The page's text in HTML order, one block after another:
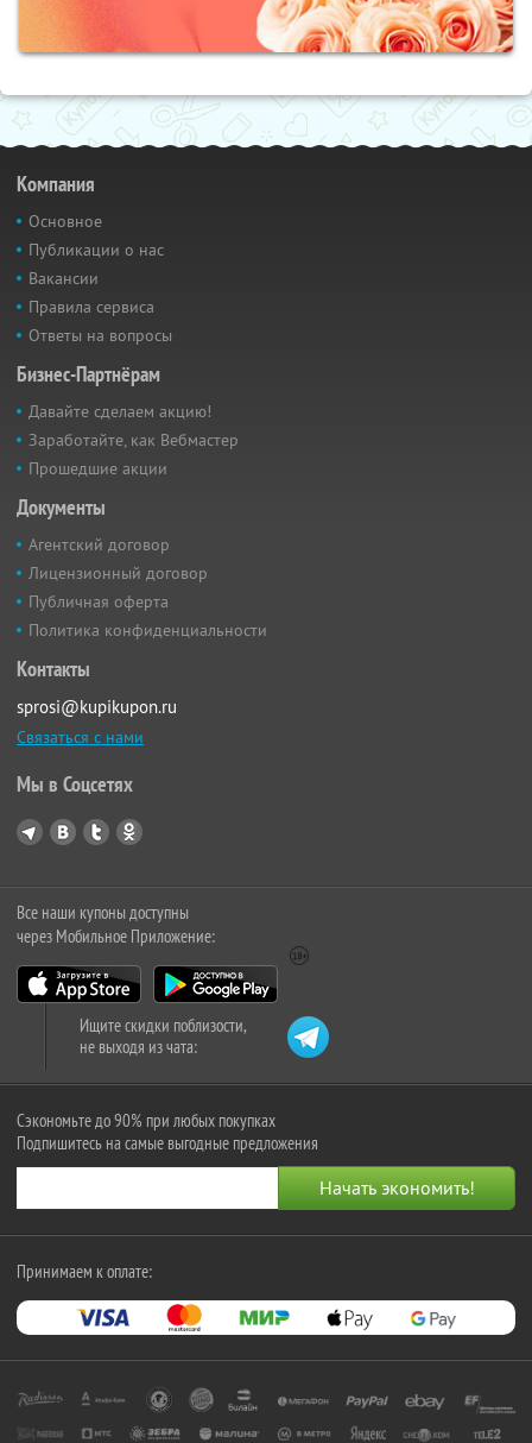
Компания
Основное
Публикации о нас
Вакансии
Правила сервиса
Ответы на вопросы
Бизнес-Партнёрам
Давайте сделаем акцию!
Заработайте, как Вебмастер
Прошедшие акции
Документы
Агентский договор
Лицензионный договор
Публичная оферта
Политика конфиденциальности
Контакты
sprosi@kupikupon.ru
Связаться с нами
Мы в Соцсетях
Все наши купоны доступны
через Мобильное Приложение:
Ищите скидки поблизости,
не выходя из чата:
Сэкономьте до 90% при любых покупках
Подпишитесь на самые выгодные предложения
Принимаем к оплате: